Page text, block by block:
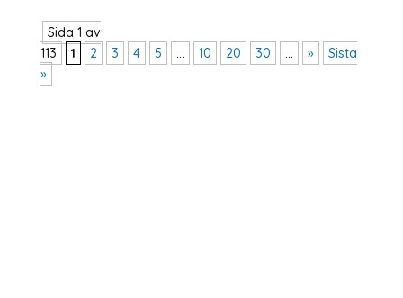
Sida 1 av
113
1 2 3 4 5 ... 10 20 30 ... »
Sista
»